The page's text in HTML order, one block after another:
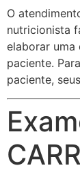
O
nutricionista
elaborar uma
paciente.
paciente,